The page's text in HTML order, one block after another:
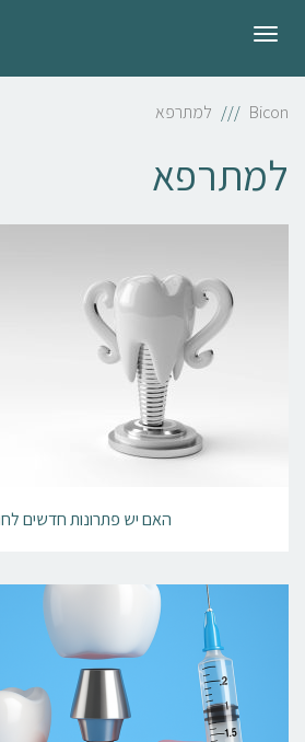
תפריט
Bicon למתרפא
למתרפא
האם יש פתרונות חדשים